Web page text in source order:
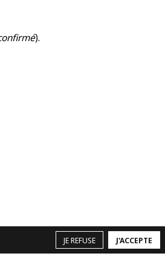
).
JE REFUSE J'ACCEPTE